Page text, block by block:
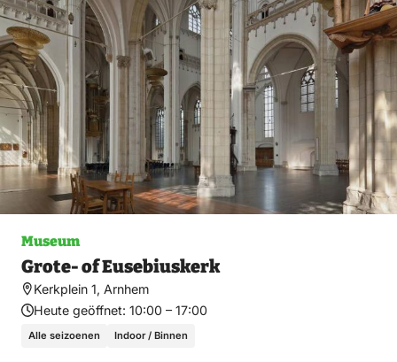
Museum
Grote- of Eusebiuskerk
Kerkplein 1, Arnhem
Heute geöffnet: 10:00 – 17:00
Alle seizoenen Indoor / Binnen